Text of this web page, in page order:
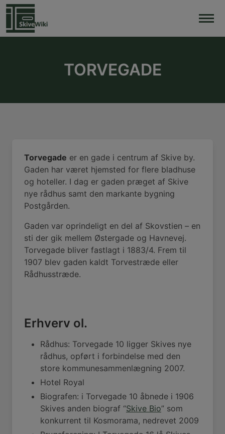
Skip
content
TORVEGADE
Torvegade er en gade i centrum af Skive by.
Gaden har været hjemsted for flere bladhuse
og hoteller. I dag er gaden præget af Skive
nye rådhus samt den markante bygning
Postgården.
Gaden var oprindeligt en del af Skovstien – en
sti der gik mellem Østergade og Havnevej.
Torvegade bliver fastlagt i 1883/4. Frem til
1907 blev gaden kaldt Torvestræde eller
Rådhusstræde.
Erhverv ol.
Rådhus: Torvegade 10 ligger Skives nye
rådhus, opført i forbindelse med den
store kommunesammenlægning 2007.
Hotel Royal
Biografen: i Torvegade 10 åbnede i 1906
Skives anden biograf “Skive Bio” som
konkurrent til Kosmorama, nedrevet 2009